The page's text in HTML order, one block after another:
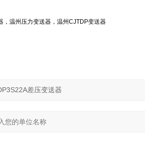
，温州压力变送器，温州CJTDP变送器